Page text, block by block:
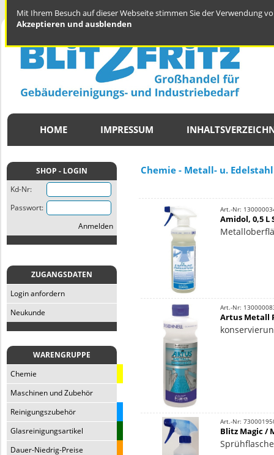
Mit Ihrem Besuch auf dieser Webseite stimmen Sie der Verwendung
Akzeptieren und ausblenden
HOME IMPRESSUM
SHOP - LOGIN
Kd-Nr:
Passwort:
Anmelden
ZUGANGSDATEN
Login anfordern
Neukunde
WARENGRUPPE
Chemie
Maschinen und Zubehör
Reinigungszubehör
Glasreinigungsartikel
Dauer-Niedrig-Preise
Chemie - Metall- u.
Art.-Nr:
Amidol, 0,5 L
Art.-Nr:
Artus Metall
Art.-Nr:
Blitz Magic /